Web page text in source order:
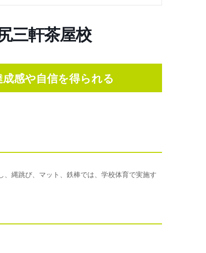
三軒茶屋校
感や自信を得られる
縄跳び、マット、鉄棒では、学校体育で実施す